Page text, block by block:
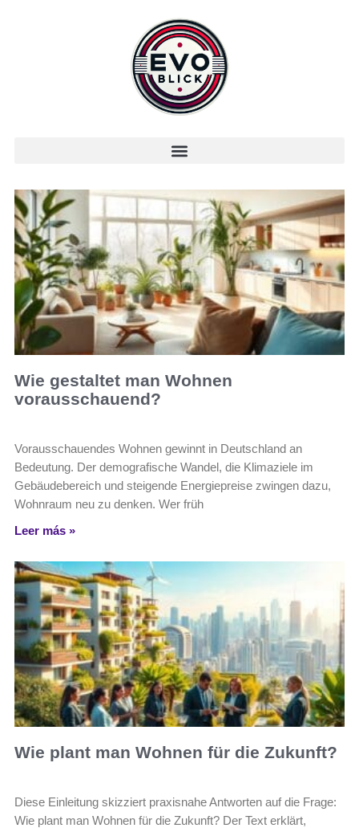
Wie gestaltet man Wohnen
vorausschauend?
Vorausschauendes Wohnen gewinnt in Deutschland an
Bedeutung. Der demografische Wandel, die Klimaziele im
Gebäude­bereich und steigende Energiepreise zwingen dazu,
Wohnraum neu zu denken. Wer früh
Leer más »
Wie plant man Wohnen für die Zukunft?
Diese Einleitung skizziert praxisnahe Antworten auf die Frage:
Wie plant man Wohnen für die Zukunft? Der Text erklärt,